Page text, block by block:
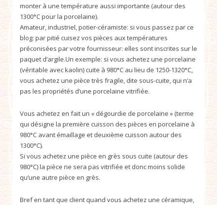
monter à une température aussi importante (autour des
1300°C pour la porcelaine).
Amateur, industriel, potier-céramiste: si vous passez par ce
blog: par pitié cuisez vos pièces aux températures
préconisées par votre fournisseur: elles sont inscrites sur le
paquet d’argile.Un exemple: si vous achetez une porcelaine
(véritable avec kaolin) cuite à 980°C au lieu de 1250-1320°C,
vous achetez une pièce très fragile, dite sous-cuite, qui n’a
pas les propriétés d’une porcelaine vitrifiée.
Vous achetez en fait un « dégourdie de porcelaine » (terme
qui désigne la première cuisson des pièces en porcelaine à
980°C avant émaillage et deuxième cuisson autour des
1300°C).
Si vous achetez une pièce en grès sous cuite (autour des
980°C) la pièce ne sera pas vitrifiée et donc moins solide
qu’une autre pièce en grès.
Bref en tant que client quand vous achetez une céramique,